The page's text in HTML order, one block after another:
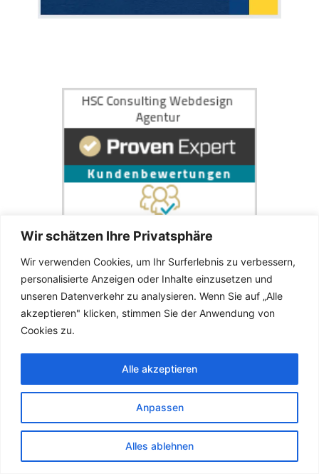
Wir schätzen Ihre Privatsphäre
Wir verwenden Cookies, um Ihr Surferlebnis zu verbessern,
personalisierte Anzeigen oder Inhalte einzusetzen und
unseren Datenverkehr zu analysieren. Wenn Sie auf „Alle
akzeptieren" klicken, stimmen Sie der Anwendung von
Cookies zu.
Anpassen
Alles ablehnen
Alle akzeptieren
📍 KONTAKT ZUR WERBEAGENTUR